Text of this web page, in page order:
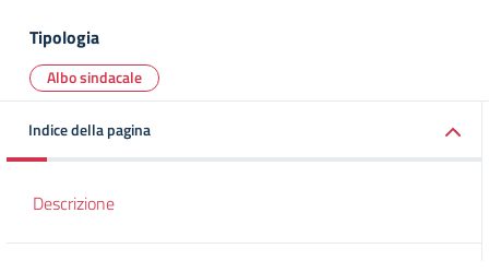
Tipologia
Albo sindacale
Indice della pagina
Descrizione